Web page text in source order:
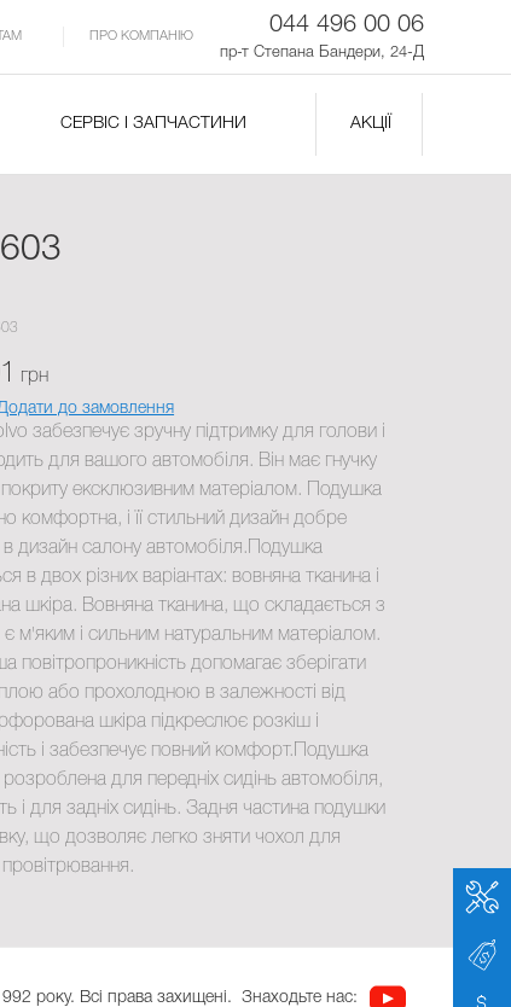
044 496 00 06
пр-т Степана Бандери, 24-Д
ПРО КОМПАНІЮ
СЕРВІС І ЗАПЧАСТИНИ АКЦІЇ
грн
до замовлення
забезпечує зручну підтримку для голови і
для вашого автомобіля. Він має гнучку
покриту ексклюзивним матеріалом. Подушка
комфортна, і її стильний дизайн добре
в дизайн салону автомобіля.Подушка
в двох різних варіантах: вовняна тканина і
шкіра. Вовняна тканина, що складається з
м'яким і сильним натуральним матеріалом.
повітропроникність допомагає зберігати
або прохолодною в залежності від
шкіра підкреслює розкіш і
і забезпечує повний комфорт.Подушка
розроблена для передніх сидінь автомобіля,
і для задніх сидінь. Задня частина подушки
що дозволяє легко зняти чохол для
року. Всі права захищені. Знаходьте нас: